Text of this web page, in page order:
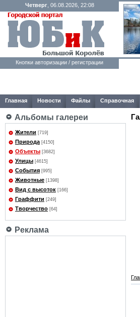
Четверг, 06.08.2026, 22:08
Кнопки авторизации / регистрации
Главная Новости Файлы Справочная
Альбомы галереи
Жители [719]
Природа [4150]
Объекты [3682]
Улицы [4615]
События [995]
Животные [1398]
Вид с высоток [166]
Граффити [249]
Творчество [64]
Реклама